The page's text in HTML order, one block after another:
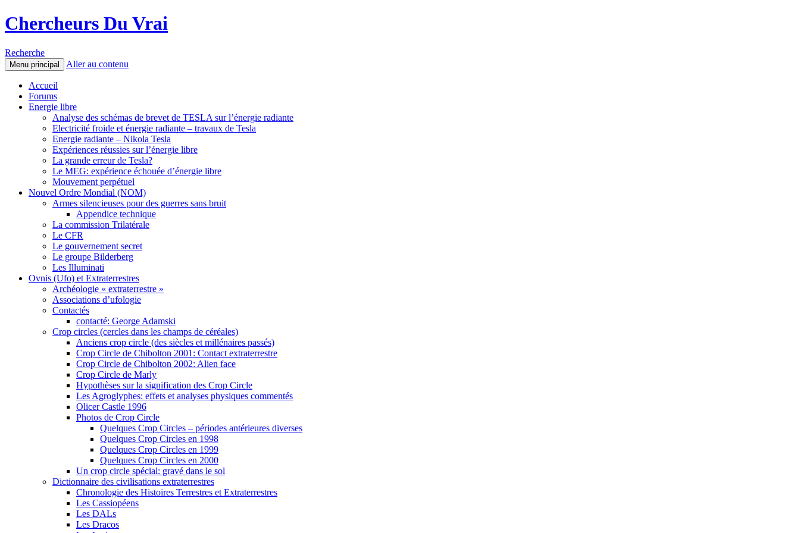
Chercheurs Du Vrai
Recherche
Menu principal Aller au contenu
Accueil
Forums
Energie libre
Analyse des schémas de brevet de TESLA sur l’énergie radiante
Electricité froide et énergie radiante – travaux de Tesla
Energie radiante – Nikola Tesla
Expériences réussies sur l’énergie libre
La grande erreur de Tesla?
Le MEG: expérience échouée d’énergie libre
Mouvement perpétuel
Nouvel Ordre Mondial (NOM)
Armes silencieuses pour des guerres sans bruit
Appendice technique
La commission Trilatérale
Le CFR
Le gouvernement secret
Le groupe Bilderberg
Les Illuminati
Ovnis (Ufo) et Extraterrestres
Archéologie « extraterrestre »
Associations d’ufologie
Contactés
contacté: George Adamski
Crop circles (cercles dans les champs de céréales)
Anciens crop circle (des siècles et millénaires passés)
Crop Circle de Chibolton 2001: Contact extraterrestre
Crop Circle de Chibolton 2002: Alien face
Crop Circle de Marly
Hypothèses sur la signification des Crop Circle
Les Agroglyphes: effets et analyses physiques commentés
Olicer Castle 1996
Photos de Crop Circle
Quelques Crop Circles – périodes antérieures diverses
Quelques Crop Circles en 1998
Quelques Crop Circles en 1999
Quelques Crop Circles en 2000
Un crop circle spécial: gravé dans le sol
Dictionnaire des civilisations extraterrestres
Chronologie des Histoires Terrestres et Extraterrestres
Les Cassiopéens
Les DALs
Les Dracos